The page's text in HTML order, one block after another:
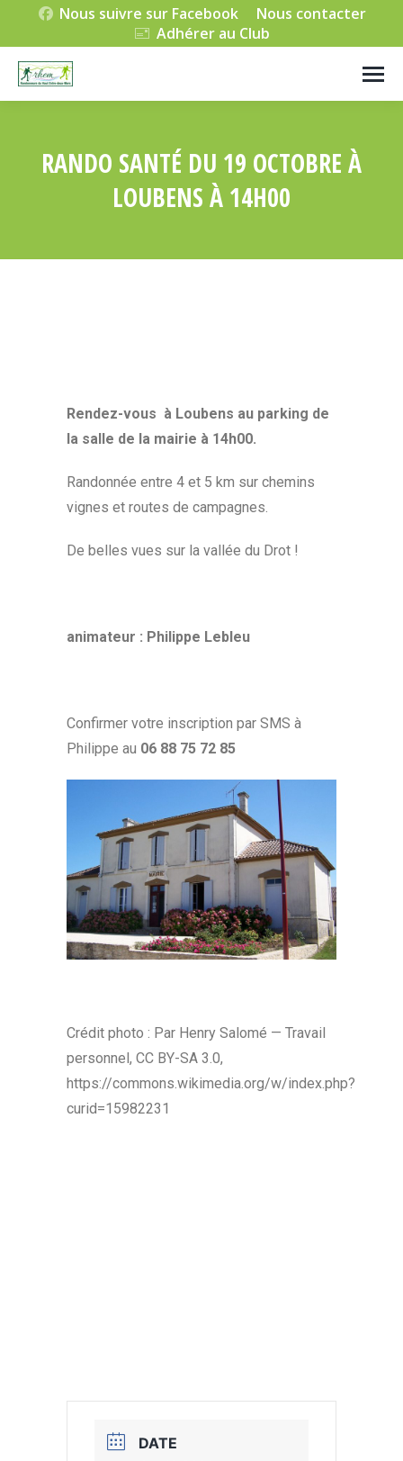
Nous suivre sur Facebook
Nous contacter
Adhérer au Club
RANDO SANTÉ DU 19 OCTOBRE À
LOUBENS À 14H00
Rendez-vous à Loubens au parking de
la salle de la mairie à 14h00.
Randonnée entre 4 et 5 km sur chemins
vignes et routes de campagnes.
De belles vues sur la vallée du Drot !
animateur : Philippe Lebleu
Confirmer votre inscription par SMS à
Philippe au 06 88 75 72 85
Crédit photo : Par Henry Salomé — Travail
personnel, CC BY-SA 3.0,
https://commons.wikimedia.org/w/index.php?
curid=15982231
DATE